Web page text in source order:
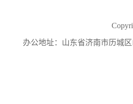
办公地址：山东省济南市历城区